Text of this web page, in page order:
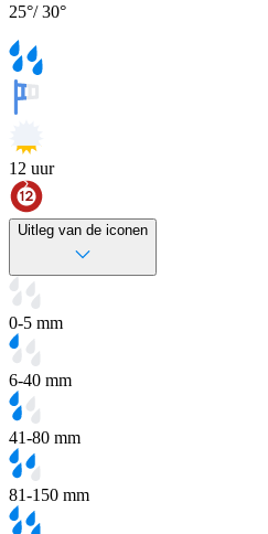
25°/30°
12 uur
Uitleg van de iconen
0-5 mm
6-40 mm
41-80 mm
81-150 mm